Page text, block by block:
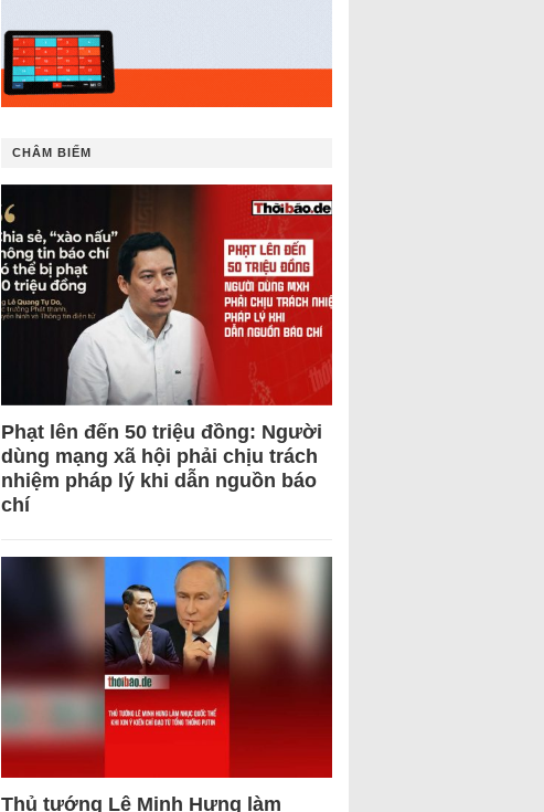
CHÂM BIẾM
Phạt lên đến 50 triệu đồng: Người
dùng mạng xã hội phải chịu trách
nhiệm pháp lý khi dẫn nguồn báo
chí
Thủ tướng Lê Minh Hưng làm